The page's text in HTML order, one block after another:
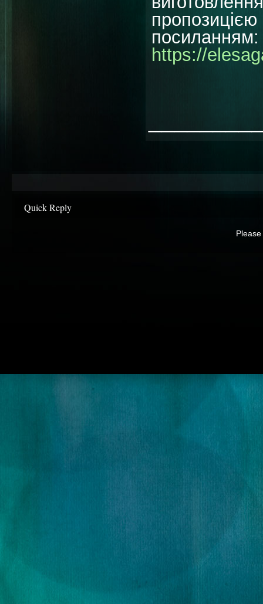
посиланням:
https://
Quick Reply